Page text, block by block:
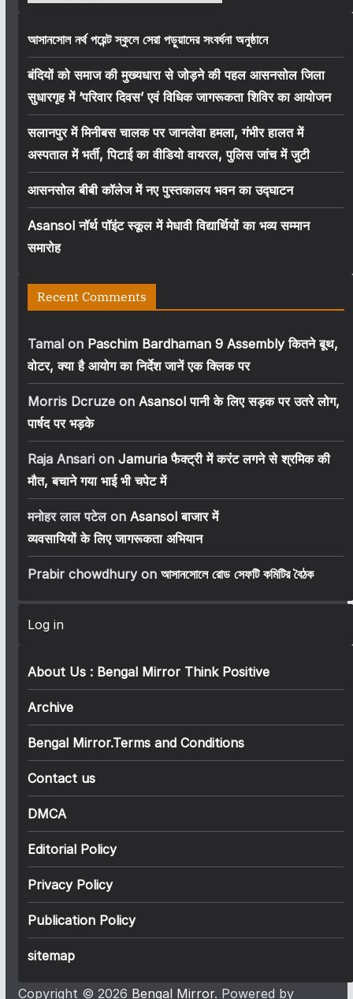
আসানসোল নর্থ পয়েন্ট স্কুলে সেরা পড়ুয়াদের সংবর্ধনা অনুষ্ঠানে
बंदियों को समाज की मुख्यधारा से जोड़ने की पहल आसनसोल जिला
सुधारगृह में ‘परिवार दिवस’ एवं विधिक जागरूकता शिविर का आयोजन
सलानपुर में मिनीबस चालक पर जानलेवा हमला, गंभीर हालत में
अस्पताल में भर्ती, पिटाई का वीडियो वायरल, पुलिस जांच में जुटी
आसनसोल बीबी कॉलेज में नए पुस्तकालय भवन का उद्घाटन
Asansol नॉर्थ पॉइंट स्कूल में मेधावी विद्यार्थियों का भव्य सम्मान
समारोह
Recent Comments
Tamalon Paschim Bardhaman 9 Assembly कितने बूथ,
वोटर, क्या है आयोग का निर्देश जानें एक क्लिक पर
Morris Dcruzeon Asansol पानी के लिए सड़क पर उतरे लोग,
पार्षद पर भड़के
Raja Ansarion Jamuria फैक्ट्री में करंट लगने से श्रमिक की
मौत, बचाने गया भाई भी चपेट में
मनोहर लाल पटेलon Asansol बाजार में
व्यवसायियों के लिए जागरूकता अभियान
Prabir chowdhuryon আসানসোলে রোড সেফটি কমিটির বৈঠক
Log in
About Us : Bengal Mirror Think Positive
Archive
Bengal Mirror.Terms and Conditions
Contact us
DMCA
Editorial Policy
Privacy Policy
Publication Policy
sitemap
Copyright © 2026 Bengal Mirror. Powered by